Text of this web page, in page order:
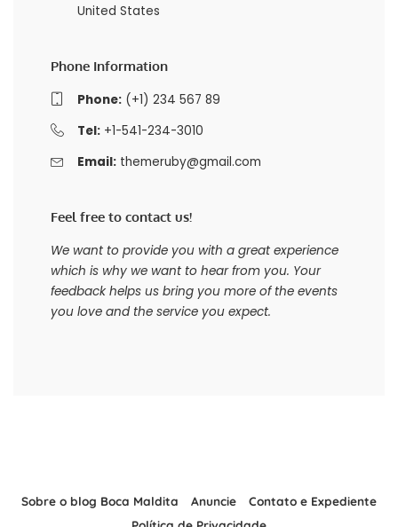
United States
Phone Information
Phone:(+1) 234 567 89
Tel:+1-541-234-3010
Email: themeruby@gmail.com
Feel free to contact us!
We want to provide you with a great experience
which is why we want to hear from you. Your
feedback helps us bring you more of the events
you love and the service you expect.
Sobre o blog Boca Maldita Anuncie
Contato e Expediente